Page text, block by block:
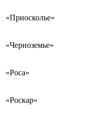
«Приосколье»
«Черноземье»
«Роса»
«Роскар»